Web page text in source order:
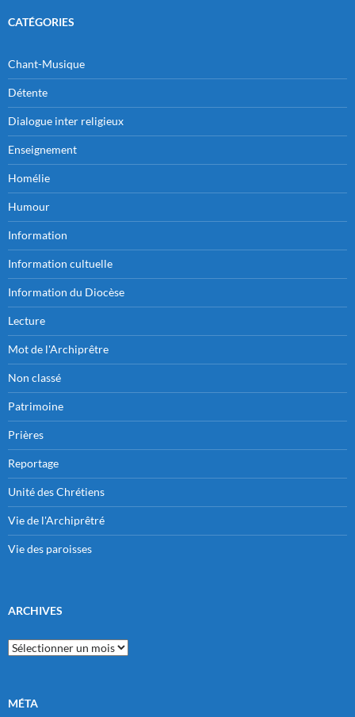
CATÉGORIES
Chant-Musique
Détente
Dialogue inter religieux
Enseignement
Homélie
Humour
Information
Information cultuelle
Information du Diocèse
Lecture
Mot de l'Archiprêtre
Non classé
Patrimoine
Prières
Reportage
Unité des Chrétiens
Vie de l'Archiprêtré
Vie des paroisses
ARCHIVES
Archives
MÉTA